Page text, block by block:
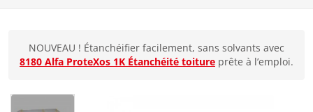
NOUVEAU ! Étanchéifier facilement, sans solvants avec
8180 Alfa ProteXos 1K Étanchéité toiture prête à l’emploi.